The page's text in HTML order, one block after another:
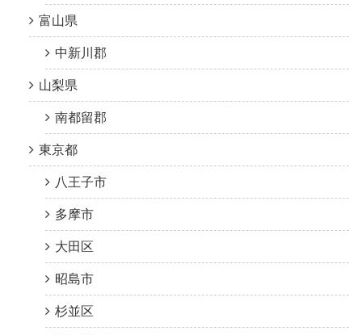
富山県
中新川郡
山梨県
南都留郡
東京都
八王子市
多摩市
大田区
昭島市
杉並区